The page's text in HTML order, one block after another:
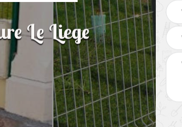
Le Liege